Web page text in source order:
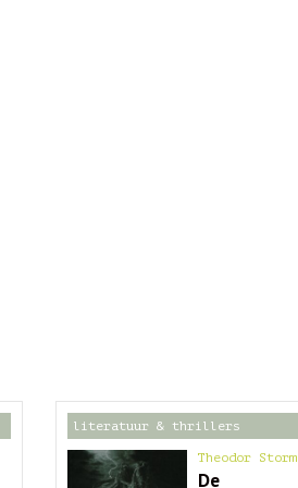
literatuur & thrillers
Theodor Storm
De